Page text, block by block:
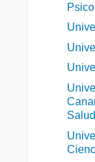
Salud